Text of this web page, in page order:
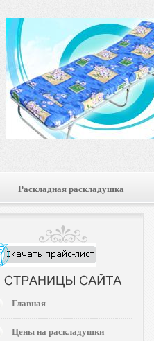
Раскладная раскладушка
Главная
Цены на раскладушки